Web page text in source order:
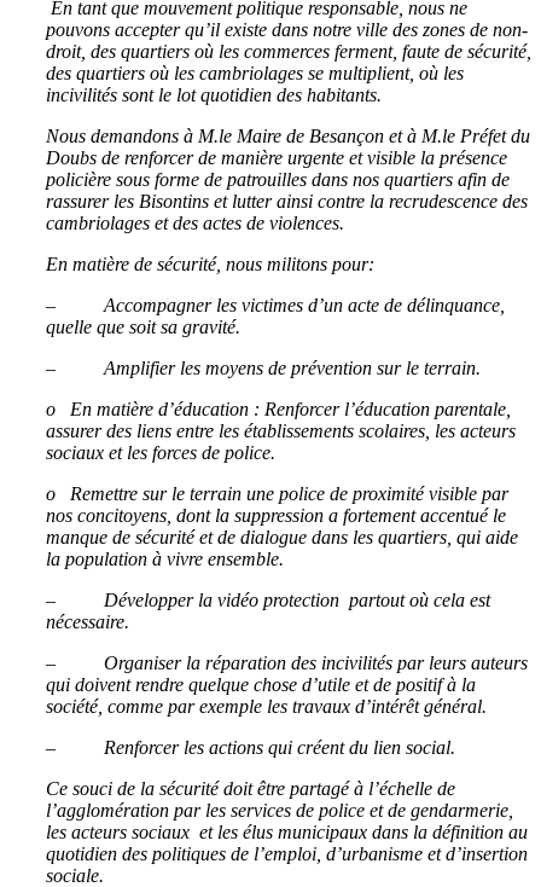
En tant que mouvement politique responsable, nous ne
pouvons accepter qu’il existe dans notre ville des zones de non-
droit, des quartiers où les commerces ferment, faute de sécurité,
des quartiers où les cambriolages se multiplient, où les
incivilités sont le lot quotidien des habitants.
Nous demandons à M.le Maire de Besançon et à M.le Préfet du
Doubs de renforcer de manière urgente et visible la présence
policière sous forme de patrouilles dans nos quartiers afin de
rassurer les Bisontins et lutter ainsi contre la recrudescence des
cambriolages et des actes de violences.
En matière de sécurité, nous militons pour:
– Accompagner les victimes d’un acte de délinquance,
quelle que soit sa gravité.
– Amplifier les moyens de prévention sur le terrain.
o En matière d’éducation : Renforcer l’éducation parentale,
assurer des liens entre les établissements scolaires, les acteurs
sociaux et les forces de police.
o Remettre sur le terrain une police de proximité visible par
nos concitoyens, dont la suppression a fortement accentué le
manque de sécurité et de dialogue dans les quartiers, qui aide
la population à vivre ensemble.
– Développer la vidéo protection partout où cela est
nécessaire.
– Organiser la réparation des incivilités par leurs auteurs
qui doivent rendre quelque chose d’utile et de positif à la
société, comme par exemple les travaux d’intérêt général.
– Renforcer les actions qui créent du lien social.
Ce souci de la sécurité doit être partagé à l’échelle de
l’agglomération par les services de police et de gendarmerie,
les acteurs sociaux et les élus municipaux dans la définition au
quotidien des politiques de l’emploi, d’urbanisme et d’insertion
sociale.